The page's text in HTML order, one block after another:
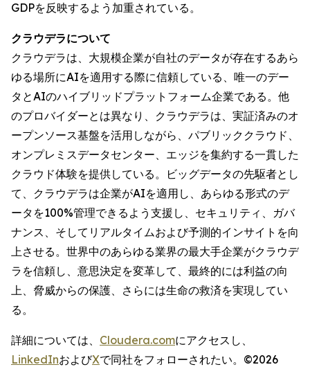
GDPを反映するよう加重されている。
クラウデラについて
クラウデラは、大規模企業が自社のデータが存在するあら
ゆる場所にAIを適用する際に信頼している、唯一のデー
タとAIのハイブリッドプラットフォーム企業である。他
のプロバイダーとは異なり、クラウデラは、実証済みのオ
ープンソース基盤を活用しながら、パブリッククラウド、
オンプレミスデータセンター、エッジを集約する一貫した
クラウド体験を提供している。ビッグデータの先駆者とし
て、クラウデラは企業がAIを適用し、あらゆる形式のデ
ータを100%管理できるよう支援し、セキュリティ、ガバ
ナンス、そしてリアルタイムおよび予測的インサイトを向
上させる。世界中のあらゆる業界の最大手企業がクラウデ
ラを信頼し、意思決定を変革して、最終的には利益の向
上、脅威からの保護、さらには生命の救済を実現してい
る。
詳細については、 Cloudera.comにアクセスし、
LinkedInおよびXで同社をフォローされたい。©2026